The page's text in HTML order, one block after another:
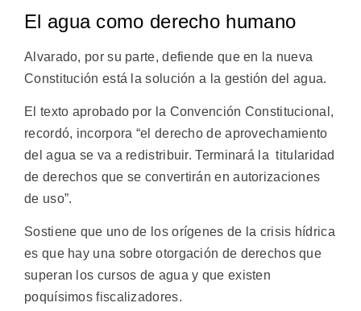
El agua como derecho humano
Alvarado, por su parte, defiende que en la nueva
Constitución está la solución a la gestión del agua.
El texto aprobado por la Convención Constitucional,
recordó, incorpora “el derecho de aprovechamiento
del agua se va a redistribuir. Terminará la titularidad
de derechos que se convertirán en autorizaciones
de uso”.
Sostiene que uno de los orígenes de la crisis hídrica
es que hay una sobre otorgación de derechos que
superan los cursos de agua y que existen
poquísimos fiscalizadores.